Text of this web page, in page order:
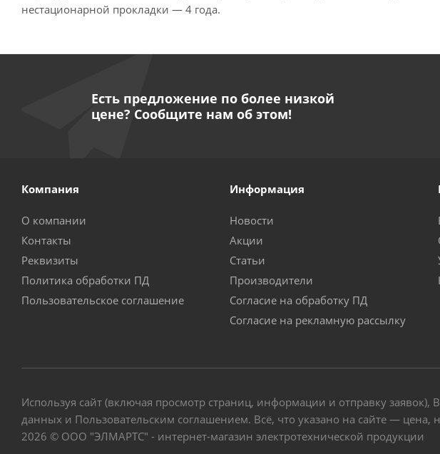
нестационарной прокладки — 4 года.
Есть предложение по более низкой
цене? Сообщите нам об этом!
Компания
О компании
Контакты
Реквизиты
Политика обработки ПД
Пользовательское соглашение
Информация
Новости
Акции
Статьи
Производители
Согласие на обработку ПД
Согласие на рекламную рассылку
Используя сайт (включая просмотр страниц, информации и отправку
данных и Пользовательским соглашением. Всё, что указано на сайте —
2026 © ООО "ЭЛМАРТС" - интернет-магазин электротехнической продукции